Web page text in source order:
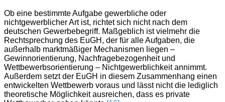
Ob eine bestimmte Aufgabe gewerbliche oder
nichtgewerblicher Art ist, richtet sich nicht nach dem
deutschen Gewerbebegriff. Maßgeblich ist vielmehr die
Rechtsprechung des EuGH, der für alle Aufgaben, die
außerhalb marktmäßiger Mechanismen liegen –
Gewinnorientierung, Nachfragebezogenheit und
Wettbewerbsorientierung – Nichtgewerblichkeit annimmt.
Außerdem setzt der EuGH in diesem Zusammenhang einen
entwickelten Wettbewerb voraus und lässt nicht die lediglich
theoretische Möglichkeit ausreichen, dass es private